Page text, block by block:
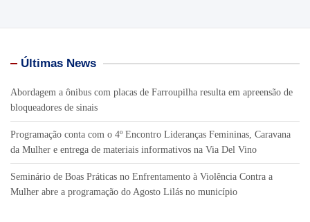
Últimas News
Abordagem a ônibus com placas de Farroupilha resulta em apreensão de
bloqueadores de sinais
Programação conta com o 4º Encontro Lideranças Femininas, Caravana
da Mulher e entrega de materiais informativos na Via Del Vino
Seminário de Boas Práticas no Enfrentamento à Violência Contra a
Mulher abre a programação do Agosto Lilás no município